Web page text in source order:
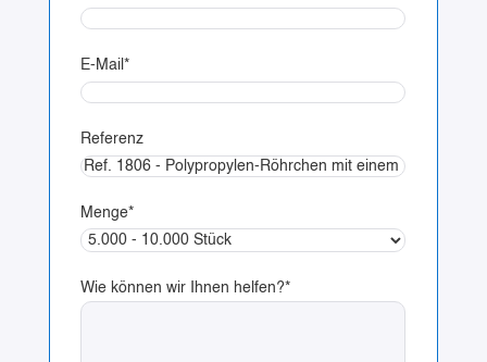
E-Mail*
Referenz
Menge*
Wie können wir Ihnen helfen?*